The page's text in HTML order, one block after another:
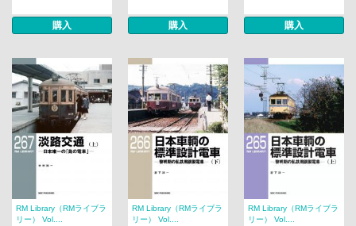
購入 購入 購入
RM Library（RMライブラ
リー） Vol....
RM Library（RMライブラ
リー） Vol....
RM Library（RMライブラ
リー） Vol....